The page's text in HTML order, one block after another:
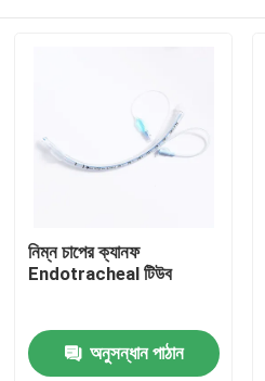
নিম্ন চাপের ক্যানফ
Endotracheal টিউব
অনুসন্ধান পাঠান